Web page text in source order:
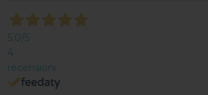
5,0/5
4
recensioni